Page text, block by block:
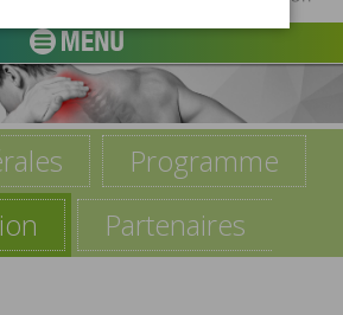
Programme
Partenaires